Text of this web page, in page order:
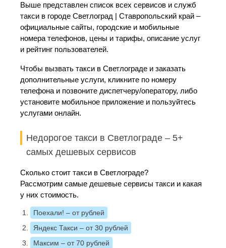
Выше представлен список всех сервисов и служб
такси в городе Светлоград | Ставропольский край –
официальные сайты, городские и мобильные
номера телефонов, цены и тарифы, описание услуг
и рейтинг пользователей.
Чтобы вызвать такси в Светлограде и заказать
дополнительные услуги, кликните по номеру
телефона и позвоните диспетчеру/оператору, либо
установите мобильное приложение и пользуйтесь
услугами онлайн.
Недорогое такси в Светлограде – 5+
самых дешевых сервисов
Сколько стоит такси в Светлограде?
Рассмотрим самые дешевые сервисы такси и какая
у них стоимость.
Поехали! – от рублей
Яндекс Такси – от 30 рублей
Максим – от 70 рублей